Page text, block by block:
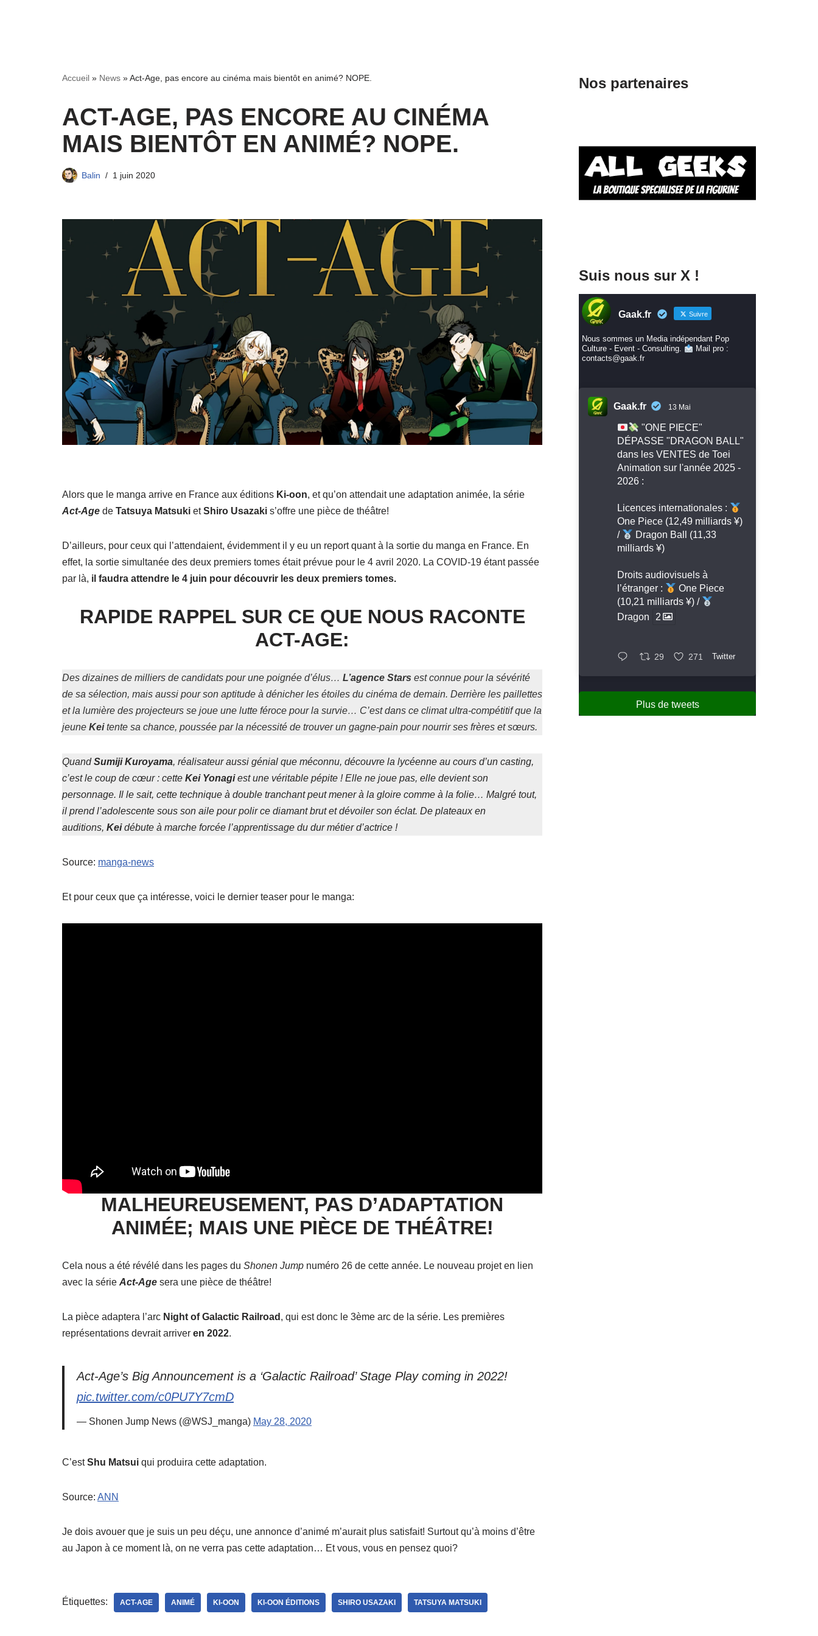
Accueil » News »Act-Age, pas encore au cinéma mais bientôt en animé? NOPE.
ACT-AGE, PAS ENCORE AU CINÉMA
MAIS BIENTÔT EN ANIMÉ? NOPE.
Balin 1 juin 2020
Alors que le manga arrive en France aux éditions Ki-oon, et qu’on attendait une adaptation animée, la série
Act-Age de Tatsuya Matsuki etShiro Usazaki s’offre une pièce de théâtre!
D’ailleurs, pour ceux qui l’attendaient, évidemment il y eu un report quant à la sortie du manga en France. En
effet, la sortie simultanée des deux premiers tomes était prévue pour le 4 avril 2020. La COVID-19 étant passée
par là, il faudra attendre le 4 juin pour découvrir les deux premiers tomes.
RAPIDE RAPPEL SUR CE QUE NOUS RACONTE
ACT-AGE:
Des dizaines de milliers de candidats pour une poignée d’élus… L’agence Stars est connue pour la sévérité
de sa sélection, mais aussi pour son aptitude à dénicher les étoiles du cinéma de demain. Derrière les paillettes
et la lumière des projecteurs se joue une lutte féroce pour la survie… C’est dans ce climat ultra-compétitif que la
jeune Keitente sa chance, poussée par la nécessité de trouver un gagne-pain pour nourrir ses frères et sœurs.
QuandSumiji Kuroyama, réalisateur aussi génial que méconnu, découvre la lycéenne au cours d’un casting,
c’est le coup de cœur : cette Kei Yonagiest une véritable pépite ! Elle ne joue pas, elle devient son
personnage. Il le sait, cette technique à double tranchant peut mener à la gloire comme à la folie… Malgré tout,
il prend l’adolescente sous son aile pour polir ce diamant brut et dévoiler son éclat. De plateaux en
auditions, Keidébute à marche forcée l’apprentissage du dur métier d’actrice !
Source: manga-news
Et pour ceux que ça intéresse, voici le dernier teaser pour le manga:
MALHEUREUSEMENT, PAS D’ADAPTATION
ANIMÉE; MAIS UNE PIÈCE DE THÉÂTRE!
Cela nous a été révélé dans les pages du Shonen Jump numéro 26 de cette année. Le nouveau projet en lien
avec la série Act-Age sera une pièce de théâtre!
La pièce adaptera l’arc Night of Galactic Railroad , qui est donc le 3ème arc de la série. Les premières
représentations devrait arriver en 2022.
Act-Age’s Big Announcement is a ‘Galactic Railroad’ Stage Play coming in 2022!
pic.twitter.com/c0PU7Y7cmD
— Shonen Jump News (@WSJ_manga) May 28, 2020
C’estShu Matsui qui produira cette adaptation.
Source: ANN
Je dois avouer que je suis un peu déçu, une annonce d’animé m’aurait plus satisfait! Surtout qu’à moins d’être
au Japon à ce moment là, on ne verra pas cette adaptation… Et vous, vous en pensez quoi?
Étiquettes: ACT-AGE ANIMÉ KI-OON KI-OON ÉDITIONS SHIRO USAZAKI TATSUYA MATSUKI
Nos partenaires
Suis nous sur X !
Gaak.fr Suivre
Nous sommes un Media indépendant Pop
Culture - Event - Consulting.
Mail pro :
contacts@gaak.fr
Gaak.fr 13 Mai
"ONE PIECE"
DÉPASSE "DRAGON BALL"
dans les VENTES de Toei
Animation sur l'année 2025 -
2026 :
Licences internationales :
One Piece (12,49 milliards ¥)
/
Dragon Ball (11,33
milliards ¥)
Droits audiovisuels à
l’étranger :
One Piece
(10,21 milliards ¥) /
Dragon
2
29 271 Twitter
Plus de tweets